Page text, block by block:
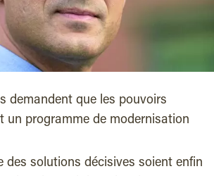
demandent que les pouvoirs
un programme de modernisation
des solutions décisives soient enfin